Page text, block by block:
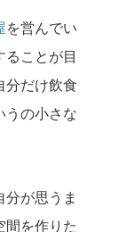
を営んでい
ことが目
分だけ飲食
うの小さな
が思うま
間を作りた